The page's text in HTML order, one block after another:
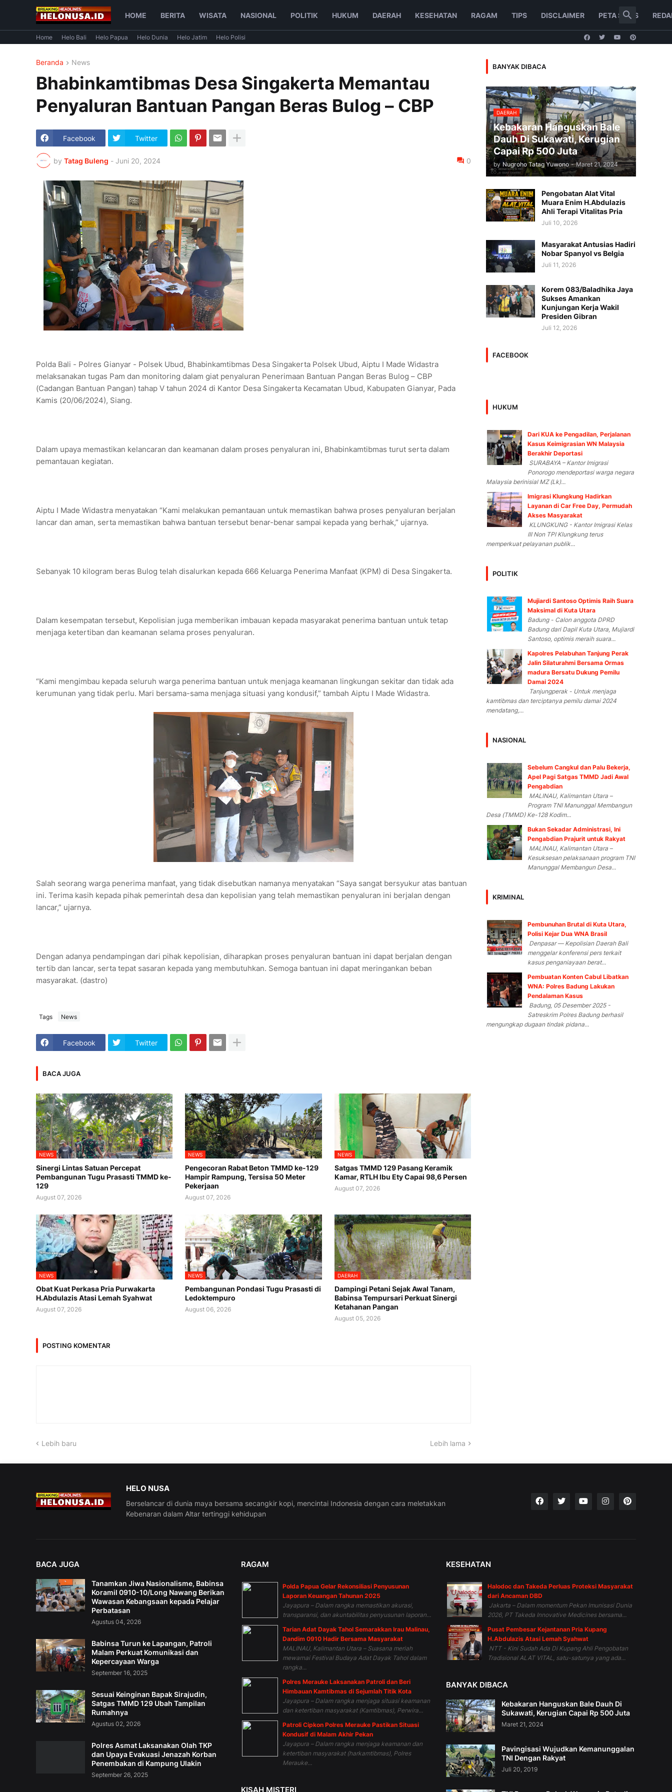
HOME BERITA WISATA NASIONAL POLITIK HUKUM DAERAH KESEHATAN RAGAM TIPS DISCLAIMER PETA SITUS
Home Helo Bali Helo Papua Helo Dunia Helo Jatim Helo Polisi
Beranda News
Bhabinkamtibmas Desa Singakerta Memantau
Penyaluran Bantuan Pangan Beras Bulog – CBP
Facebook Twitter
by Tatag Buleng - Juni 20, 2024 0
Polda Bali - Polres Gianyar - Polsek Ubud, Bhabinkamtibmas Desa Singakerta Polsek Ubud, Aiptu I Made Widastra
melaksanakan tugas Pam dan monitoring dalam giat penyaluran Penerimaan Bantuan Pangan Beras Bulog – CBP
(Cadangan Bantuan Pangan) tahap V tahun 2024 di Kantor Desa Singakerta Kecamatan Ubud, Kabupaten Gianyar, Pada
Kamis (20/06/2024), Siang.
Dalam upaya memastikan kelancaran dan keamanan dalam proses penyaluran ini, Bhabinkamtibmas turut serta dalam
pemantauan kegiatan.
Aiptu I Made Widastra menyatakan “Kami melakukan pemantauan untuk memastikan bahwa proses penyaluran berjalan
lancar dan aman, serta memastikan bahwa bantuan tersebut benar-benar sampai kepada yang berhak,” ujarnya.
Sebanyak 10 kilogram beras Bulog telah disalurkan kepada 666 Keluarga Penerima Manfaat (KPM) di Desa Singakerta.
Dalam kesempatan tersebut, Kepolisian juga memberikan imbauan kepada masyarakat penerima bantuan untuk tetap
menjaga ketertiban dan keamanan selama proses penyaluran.
“Kami mengimbau kepada seluruh warga penerima bantuan untuk menjaga keamanan lingkungan sekitar dan tidak ada
kerumunan yang tidak perlu. Mari bersama-sama menjaga situasi yang kondusif,” tambah Aiptu I Made Widastra.
Salah seorang warga penerima manfaat, yang tidak disebutkan namanya menyatakan “Saya sangat bersyukur atas bantuan
ini. Terima kasih kepada pihak pemerintah desa dan kepolisian yang telah memastikan penyaluran ini berjalan dengan
lancar,” ujarnya.
Dengan adanya pendampingan dari pihak kepolisian, diharapkan proses penyaluran bantuan ini dapat berjalan dengan
tertib dan lancar, serta tepat sasaran kepada yang membutuhkan. Semoga bantuan ini dapat meringankan beban
masyarakat. (dastro)
Tags News
Facebook Twitter
BACA JUGA
NEWS
Sinergi Lintas Satuan Percepat
Pembangunan Tugu Prasasti TMMD ke-
129
August 07, 2026
NEWS
Pengecoran Rabat Beton TMMD ke-129
Hampir Rampung, Tersisa 50 Meter
Pekerjaan
August 07, 2026
NEWS
Satgas TMMD 129 Pasang Keramik
Kamar, RTLH Ibu Ety Capai 98,6 Persen
August 07, 2026
NEWS
Obat Kuat Perkasa Pria Purwakarta
H.Abdulazis Atasi Lemah Syahwat
August 07, 2026
NEWS
Pembangunan Pondasi Tugu Prasasti di
Ledoktempuro
August 06, 2026
DAERAH
Dampingi Petani Sejak Awal Tanam,
Babinsa Tempursari Perkuat Sinergi
Ketahanan Pangan
August 05, 2026
POSTING KOMENTAR
Lebih baru Lebih lama
BANYAK DIBACA
DAERAH
Kebakaran Hanguskan Bale
Dauh Di Sukawati, Kerugian
Capai Rp 500 Juta
by Nugroho Tatag Yuwono - Maret 21, 2024
Pengobatan Alat Vital
Muara Enim H.Abdulazis
Ahli Terapi Vitalitas Pria
Juli 10, 2026
Masyarakat Antusias Hadiri
Nobar Spanyol vs Belgia
Juli 11, 2026
Korem 083/Baladhika Jaya
Sukses Amankan
Kunjungan Kerja Wakil
Presiden Gibran
Juli 12, 2026
FACEBOOK
HUKUM
Dari KUA ke Pengadilan, Perjalanan
Kasus Keimigrasian WN Malaysia
Berakhir Deportasi
SURABAYA – Kantor Imigrasi
Ponorogo mendeportasi warga negara
Malaysia berinisial MZ (Lk)...
Imigrasi Klungkung Hadirkan
Layanan di Car Free Day, Permudah
Akses Masyarakat
KLUNGKUNG - Kantor Imigrasi Kelas
III Non TPI Klungkung terus
memperkuat pelayanan publik...
POLITIK
Mujiardi Santoso Optimis Raih Suara
Maksimal di Kuta Utara
Badung - Calon anggota DPRD
Badung dari Dapil Kuta Utara, Mujiardi
Santoso, optimis meraih suara...
Kapolres Pelabuhan Tanjung Perak
Jalin Silaturahmi Bersama Ormas
madura Bersatu Dukung Pemilu
Damai 2024
Tanjungperak - Untuk menjaga
kamtibmas dan terciptanya pemilu damai 2024
mendatang,...
NASIONAL
Sebelum Cangkul dan Palu Bekerja,
Apel Pagi Satgas TMMD Jadi Awal
Pengabdian
MALINAU, Kalimantan Utara –
Program TNI Manunggal Membangun
Desa (TMMD) Ke-128 Kodim...
Bukan Sekadar Administrasi, Ini
Pengabdian Prajurit untuk Rakyat
MALINAU, Kalimantan Utara –
Kesuksesan pelaksanaan program TNI
Manunggal Membangun Desa...
KRIMINAL
Pembunuhan Brutal di Kuta Utara,
Polisi Kejar Dua WNA Brasil
Denpasar — Kepolisian Daerah Bali
menggelar konferensi pers terkait
kasus penganiayaan berat...
Pembuatan Konten Cabul Libatkan
WNA: Polres Badung Lakukan
Pendalaman Kasus
Badung, 05 Desember 2025 -
Satreskrim Polres Badung berhasil
mengungkap dugaan tindak pidana...
HELO NUSA
Berselancar di dunia maya bersama secangkir kopi, mencintai Indonesia dengan cara meletakkan
Kebenaran dalam Altar tertinggi kehidupan
BACA JUGA
Tanamkan Jiwa Nasionalisme, Babinsa
Koramil 0910-10/Long Nawang Berikan
Wawasan Kebangsaan kepada Pelajar
Perbatasan
Agustus 04, 2026
Babinsa Turun ke Lapangan, Patroli
Malam Perkuat Komunikasi dan
Kepercayaan Warga
September 16, 2025
Sesuai Keinginan Bapak Sirajudin,
Satgas TMMD 129 Ubah Tampilan
Rumahnya
Agustus 02, 2026
Polres Asmat Laksanakan Olah TKP
dan Upaya Evakuasi Jenazah Korban
Penembakan di Kampung Ulakin
September 26, 2025
RAGAM
Polda Papua Gelar Rekonsiliasi Penyusunan
Laporan Keuangan Tahunan 2025
Jayapura – Dalam rangka memastikan akurasi,
transparansi, dan akuntabilitas penyusunan laporan...
Tarian Adat Dayak Tahol Semarakkan Irau Malinau,
Dandim 0910 Hadir Bersama Masyarakat
MALINAU, Kalimantan Utara – Suasana meriah
mewarnai Festival Budaya Adat Dayak Tahol dalam
rangka...
Polres Merauke Laksanakan Patroli dan Beri
Himbauan Kamtibmas di Sejumlah Titik Kota
Jayapura – Dalam rangka menjaga situasi keamanan
dan ketertiban masyarakat (Kamtibmas), Perwira...
Patroli Cipkon Polres Merauke Pastikan Situasi
Kondusif di Malam Akhir Pekan
Jayapura – Dalam rangka menjaga keamanan dan
ketertiban masyarakat (harkamtibmas), Polres
Merauke...
KISAH MISTERI
KESEHATAN
Halodoc dan Takeda Perluas Proteksi Masyarakat
dari Ancaman DBD
Jakarta – Dalam momentum Pekan Imunisasi Dunia
2026, PT Takeda Innovative Medicines bersama...
Pusat Pembesar Kejantanan Pria Kupang
H.Abdulazis Atasi Lemah Syahwat
NTT - Kini Sudah Ada Di Kupang Ahli Pengobatan
Tradisional ALAT VITAL, satu-satunya yang ada...
BANYAK DIBACA
Kebakaran Hanguskan Bale Dauh Di
Sukawati, Kerugian Capai Rp 500 Juta
Maret 21, 2024
Pavingisasi Wujudkan Kemanunggalan
TNI Dengan Rakyat
Juli 20, 2019